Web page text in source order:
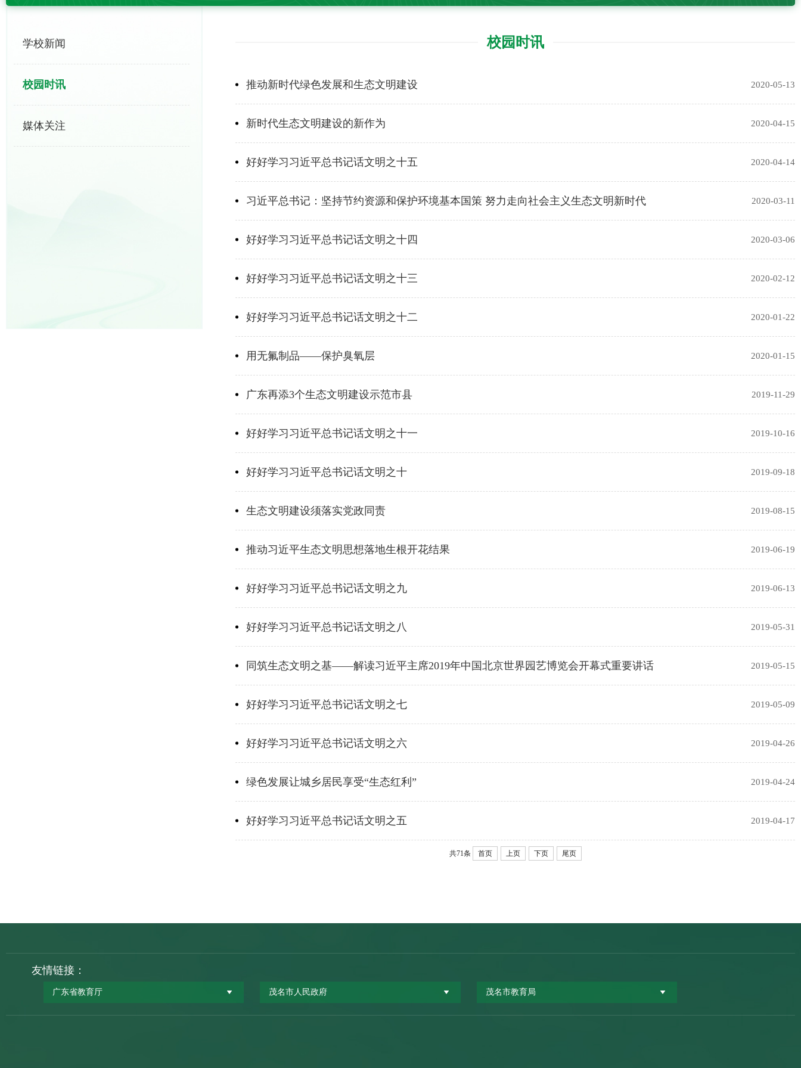
学校新闻
校园时讯
媒体关注
校园时讯
推动新时代绿色发展和生态文明建设 2020-05-13
新时代生态文明建设的新作为 2020-04-15
好好学习习近平总书记话文明之十五 2020-04-14
习近平总书记：坚持节约资源和保护环境基本国策 努力走向社会主义生态文明新时代 2020-03-11
好好学习习近平总书记话文明之十四 2020-03-06
好好学习习近平总书记话文明之十三 2020-02-12
好好学习习近平总书记话文明之十二 2020-01-22
用无氟制品——保护臭氧层 2020-01-15
广东再添3个生态文明建设示范市县 2019-11-29
好好学习习近平总书记话文明之十一 2019-10-16
好好学习习近平总书记话文明之十 2019-09-18
生态文明建设须落实党政同责 2019-08-15
推动习近平生态文明思想落地生根开花结果 2019-06-19
好好学习习近平总书记话文明之九 2019-06-13
好好学习习近平总书记话文明之八 2019-05-31
同筑生态文明之基——解读习近平主席2019年中国北京世界园艺博览会开幕式重要讲话 2019-05-15
好好学习习近平总书记话文明之七 2019-05-09
好好学习习近平总书记话文明之六 2019-04-26
绿色发展让城乡居民享受“生态红利” 2019-04-24
好好学习习近平总书记话文明之五 2019-04-17
共71条 首页 上页 下页 尾页
友情链接：
广东省教育厅 茂名市人民政府 茂名市教育局